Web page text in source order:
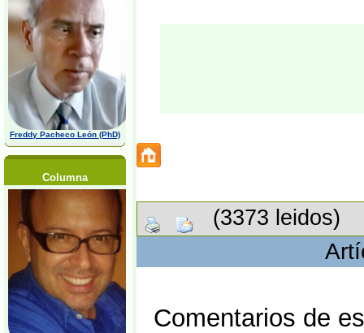
Freddy Pacheco León (PhD)
Columna
(3373 leidos)
Comentarios de